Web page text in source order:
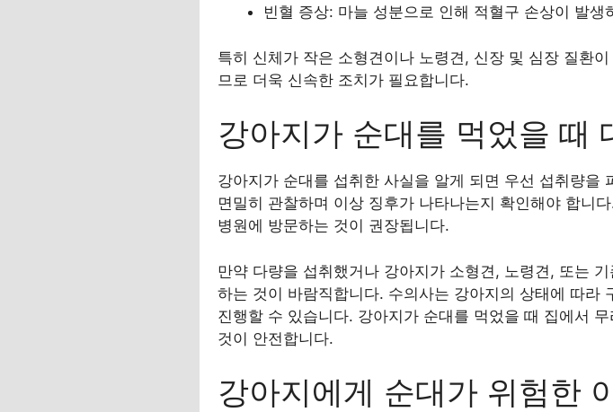
빈혈 증상: 마늘 성분으로 인해 적혈구 손상이 발
특히 신체가 작은 소형견이나 노령견, 신장 및 심장 질환
므로 더욱 신속한 조치가 필요합니다.
강아지가 순대를 먹었을 때
강아지가 순대를 섭취한 사실을 알게 되면 우선 섭취량을
면밀히 관찰하며 이상 징후가 나타나는지 확인해야 합니
병원에 방문하는 것이 권장됩니다.
만약 다량을 섭취했거나 강아지가 소형견, 노령견, 또는
하는 것이 바람직합니다. 수의사는 강아지의 상태에 따라
진행할 수 있습니다. 강아지가 순대를 먹었을 때 집에서
것이 안전합니다.
강아지에게 순대가 위험한